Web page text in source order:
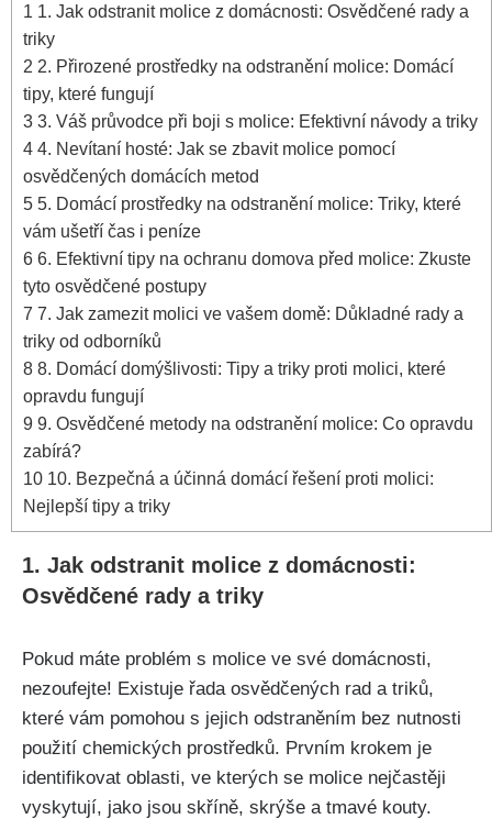
1 1. Jak odstranit molice‌ z ​domácnosti: Osvědčené rady ‍a
triky
2 2. Přirozené prostředky ​na odstranění molice: Domácí⁤
tipy, které fungují
3 3. Váš průvodce při boji s⁣ molice: Efektivní návody a triky
4 4. Nevítaní hosté: Jak se zbavit molice pomocí
osvědčených domácích metod
5 5. Domácí prostředky na odstranění molice: Triky, které
vám ušetří čas i peníze
6 6. Efektivní tipy na ochranu domova před molice: Zkuste
tyto osvědčené postupy
7 7. Jak zamezit molici ve vašem domě: Důkladné rady a
triky od⁤ odborníků
8 8. Domácí domýšlivosti: Tipy a triky proti molici, které
opravdu fungují
9 9. Osvědčené metody na odstranění molice: Co opravdu
zabírá?
10 10. Bezpečná a účinná domácí řešení ⁢proti molici:
Nejlepší tipy​ a‍ triky
1. Jak odstranit molice‌ z ​domácnosti:
Osvědčené rady ‍a triky
Pokud máte problém s molice ve své domácnosti,
nezoufejte! Existuje řada osvědčených rad a triků,
které vám pomohou ⁤s jejich odstraněním bez nutnosti
použití chemických prostředků. Prvním krokem je
identifikovat oblasti,⁤ ve kterých se molice nejčastěji
vyskytují, jako jsou skříně, skrýše a tmavé kouty.